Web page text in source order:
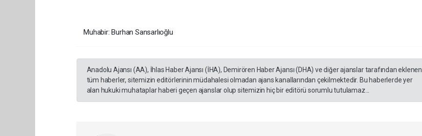
Muhabir: Burhan Sansarlıoğlu
Anadolu Ajansı (AA), İhlas Haber Ajansı (İHA), Demirören Haber Ajansı (DHA) ve diğer ajanslar tarafından eklenen
tüm haberler, sitemizin editörlerinin müdahalesi olmadan ajans kanallarından çekilmektedir. Bu haberlerde yer
alan hukuki muhataplar haberi geçen ajanslar olup sitemizin hiç bir editörü sorumlu tutulamaz...